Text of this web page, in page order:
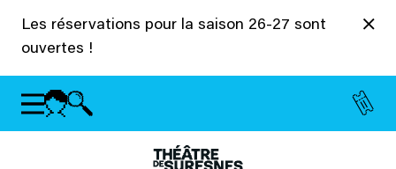
Les réservations pour la saison 26-27 sont
ouvertes !